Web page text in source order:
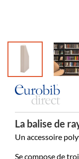
La balise de
Un accessoire
Se compose de